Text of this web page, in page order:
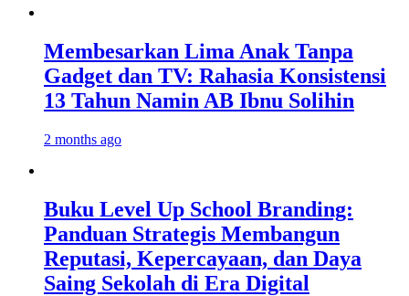
Membesarkan Lima Anak Tanpa
Gadget dan TV: Rahasia Konsistensi
13 Tahun Namin AB Ibnu Solihin
2 months ago
Buku Level Up School Branding:
Panduan Strategis Membangun
Reputasi, Kepercayaan, dan Daya
Saing Sekolah di Era Digital